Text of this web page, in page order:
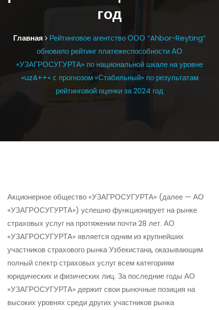
год
Главная
Рейтинговое агентство ООО “Ahbor-Reyting”
обновило рейтинг платежеспособности АО
«УЗАГРОСУГУРТА» по национальной шкале на уровне
«uzA++» с прогнозом «Стабильный» по результатам
рейтинговой оценки за 2024 год
Акционерное общество «УЗАГРОСУГУРТА» (далее — АО
«УЗАГРОСУГУРТА») успешно функционирует на рынке
страховых услуг на протяжении почти 28 лет. АО
«УЗАГРОСУГУРТА» является одним из крупнейших
участников страхового рынка Узбекистана, оказывающим
полный спектр страховых услуг всем категориям
юридических и физических лиц. За последние годы АО
«УЗАГРОСУГУРТА» держит свои рыночные позиция на
высоких уровнях среди других участников рынка